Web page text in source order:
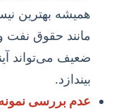
همیشه بهترین
مانند حقوق نفت
ضعیف می‌تواند
بیندازد.
عدم بررسی